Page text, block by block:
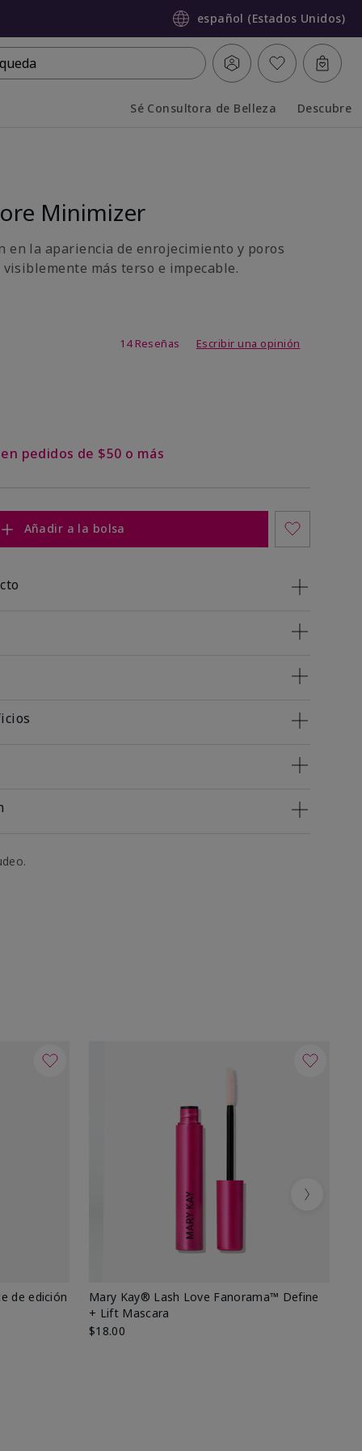
español (Estados Unidos)
Sé Consultora de Belleza Descubre
Minimizer
en la apariencia de enrojecimiento y poros
más terso e impecable.
5 de 5
14 Reseñas Escribir una opinión
pedidos de $50 o más
Añadir a la bolsa
de edición
Mary Kay® Lash Love Fanorama™ Define
+ Lift Mascara
$18.00
Next